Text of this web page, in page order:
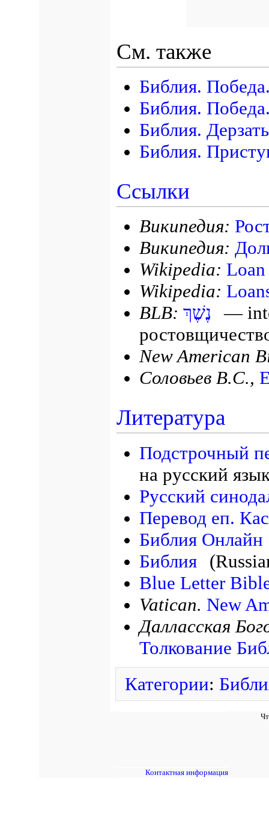
См. также
Библия.
Библия.
Библия. Дерзать
Библия.
Ссылки
Википедия:
Википедия:
Wikipedia:
Wikipedia:
BLB: נֶשֶׁךְ
—
New American
Соловьев В.С.,
Литература
Подстрочный
на русский
Русский
Перевод еп.
Библия Онлайн
Библия
Blue Letter
Vatican. New
Далласская
Толкование
Категории:
Контактная информация